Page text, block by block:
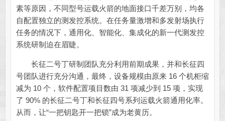
素等原因，不同型号运载火箭的地面接口千差万别，均各
自配置独立的测发控系统。在任务量激增和多发射场执行
任务的情况下，通用化、智能化、集成化的新一代测发控
系统研制迫在眉睫。
长征二号丁研制团队充分利用前期成果，并和长征四
号团队进行充分沟通，最终，设备规模由原来 16 个机柜缩
减为 10 个，软件配置项目数由 31 项减少到 15 项，实现
了 90% 的长征二号丁和长征四号系列运载火箭通用化率。
从而，让“一把钥匙开一把锁”成为老黄历。